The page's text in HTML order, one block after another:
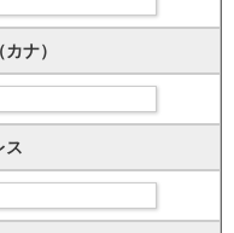
ナ）
ス